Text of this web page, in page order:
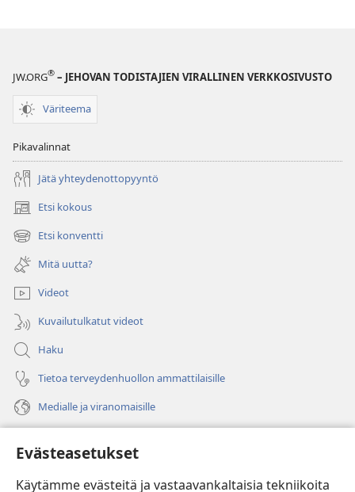
Evästeasetukset
Käytämme evästeitä ja vastaavankaltaisia tekniikoita
JW.ORG® – JEHOVAN TODISTAJIEN VIRALLINEN VERKKOSIVUSTO
Väriteema
Pikavalinnat
Jätä yhteydenottopyyntö
Etsi kokous
(avaa
uuden
ikkunan)
Etsi konventti
(avaa
uuden
ikkunan)
Mitä uutta?
Videot
Kuvailutulkatut videot
Haku
Tietoa terveydenhuollon ammattilaisille
Medialle ja viranomaisille
(avaa